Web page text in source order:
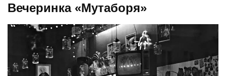
Вечеринка «Мутаборя»